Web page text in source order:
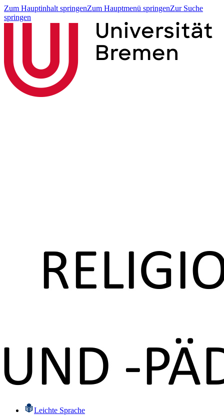
Zum Hauptinhalt springenZum Hauptmenü springenZur Suche
springen
Leichte Sprache